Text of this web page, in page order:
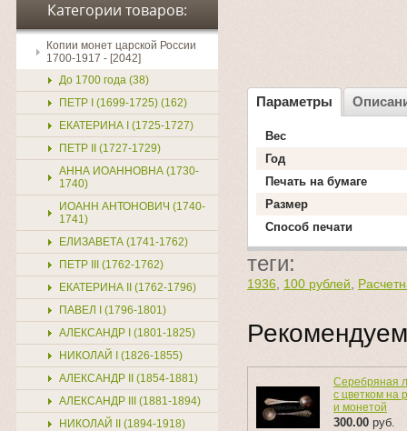
Категории товаров:
Копии монет царской России
1700-1917 - [2042]
До 1700 года (38)
ПЕТР I (1699-1725) (162)
ЕКАТЕРИНА I (1725-1727)
ПЕТР II (1727-1729)
АННА ИОАННОВНА (1730-
1740)
ИОАНН АНТОНОВИЧ (1740-
1741)
ЕЛИЗАВЕТА (1741-1762)
ПЕТР III (1762-1762)
ЕКАТЕРИНА II (1762-1796)
ПАВЕЛ I (1796-1801)
АЛЕКСАНДР I (1801-1825)
НИКОЛАЙ I (1826-1855)
АЛЕКСАНДР II (1854-1881)
АЛЕКСАНДР III (1881-1894)
НИКОЛАЙ II (1894-1918)
Параметры
Вес
Год
Печать на бумаге
Размер
Способ печати
теги:
1936 100 рублей
Серебряная
с цветком на
и монетой
300.00 руб.